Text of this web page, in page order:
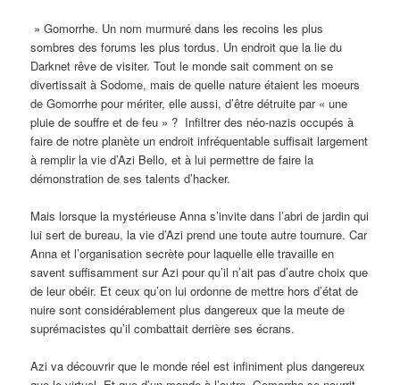
» Gomorrhe. Un nom murmuré dans les recoins les plus
sombres des forums les plus tordus. Un endroit que la lie du
Darknet rêve de visiter. Tout le monde sait comment on se
divertissait à Sodome, mais de quelle nature étaient les moeurs
de Gomorrhe pour mériter, elle aussi, d’être détruite par « une
pluie de souffre et de feu » ? Infiltrer des néo-nazis occupés à
faire de notre planète un endroit infréquentable suffisait largement
à remplir la vie d’Azi Bello, et à lui permettre de faire la
démonstration de ses talents d’hacker.
Mais lorsque la mystérieuse Anna s’invite dans l’abri de jardin qui
lui sert de bureau, la vie d’Azi prend une toute autre tournure. Car
Anna et l’organisation secrète pour laquelle elle travaille en
savent suffisamment sur Azi pour qu’il n’ait pas d’autre choix que
de leur obéir. Et ceux qu’on lui ordonne de mettre hors d’état de
nuire sont considérablement plus dangereux que la meute de
suprémacistes qu’il combattait derrière ses écrans.
Azi va découvrir que le monde réel est infiniment plus dangereux